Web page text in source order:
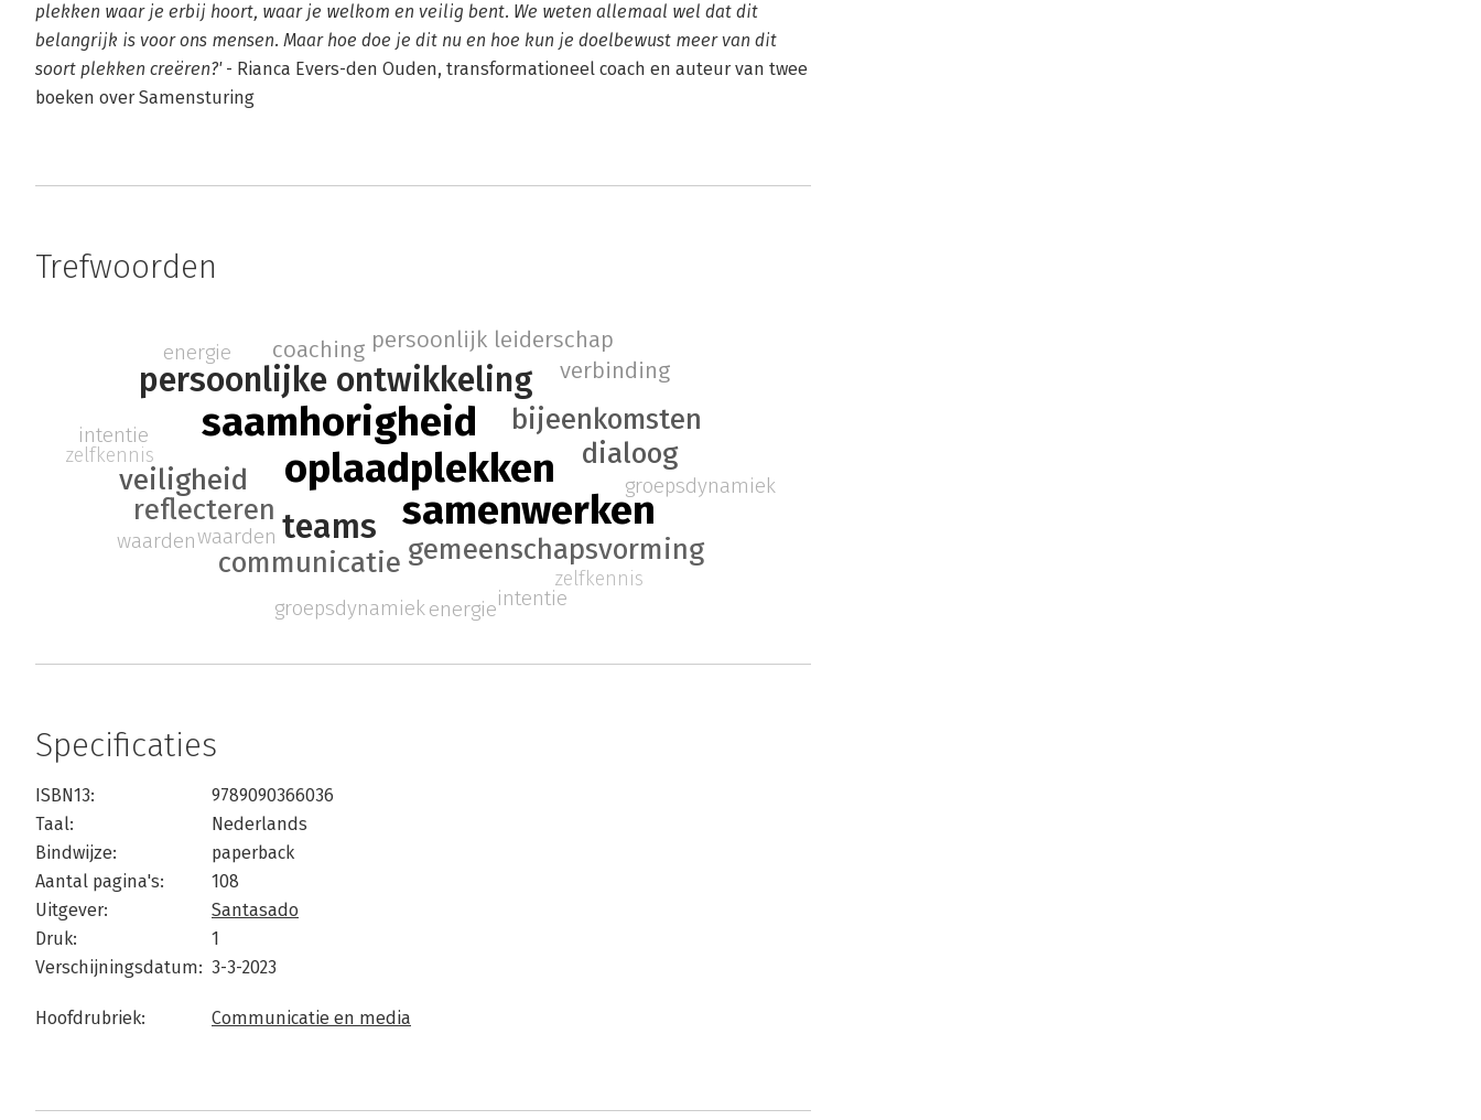
plekken waar je erbij hoort, waar je welkom en veilig bent. We weten allemaal wel dat dit
belangrijk is voor ons mensen. Maar hoe doe je dit nu en hoe kun je doelbewust meer van dit
soort plekken creëren?'- Rianca Evers-den Ouden, transformationeel coach en auteur van twee
boeken over Samensturing
Trefwoorden
oplaadplekken
saamhorigheid
samenwerken
persoonlijke ontwikkeling
teams
gemeenschapsvorming
bijeenkomsten
dialoog
communicatie
reflecteren
veiligheid
coaching persoonlijk leiderschap
verbinding
groepsdynamiek
waarden
zelfkennis
intentie
energie
groepsdynamiek
waarden
zelfkennis
intentie
energie
Specificaties
ISBN13:
9789090366036
Taal:
Nederlands
Bindwijze:
paperback
Aantal pagina's:
108
Uitgever:
Santasado
Druk:
1
Verschijningsdatum: 3-3-2023
Hoofdrubriek: Communicatie en media